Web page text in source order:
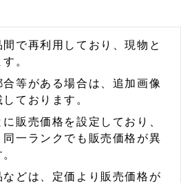
間で再利用しており、現物と
。
合等がある場合は、追加画像
ております。
販売価格を設定しており、
一ランクでも販売価格が異
などは、定価より販売価格が